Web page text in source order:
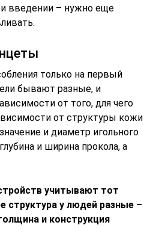
введении – нужно еще
только на первый
бывают разные, и
от того, для чего
от структуры кожи
и диаметр игольного
и ширина прокола, а
учитывают тот
структура у людей разные –
и конструкция